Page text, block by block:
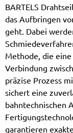
BARTELS
das Aufbringen
geht. Dabei
Methode, die
Verbindung
präzise Prozess
sichert eine
bahntechnischen
garantieren